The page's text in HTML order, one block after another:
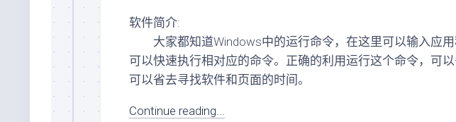
软件简介:
大家都知道Windows中的运行命令，在这里可以输入应用
可以快速执行相对应的命令。正确的利用运行这个命令，可
可以省去寻找软件和页面的时间。
Continue reading...